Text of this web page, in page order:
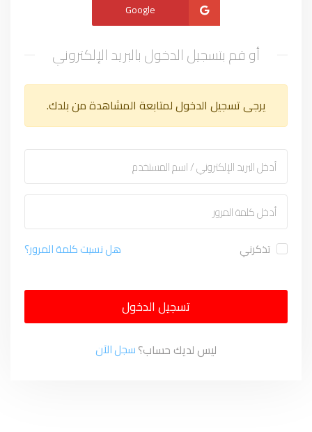
Google
أو قم بتسجيل الدخول بالبريد الإلكتروني
يرجى تسجيل الدخول لمتابعة المشاهدة من بلدك.
تذكرني هل نسيت كلمة المرور؟
تسجيل الدخول
ليس لديك حساب؟سجل الآن